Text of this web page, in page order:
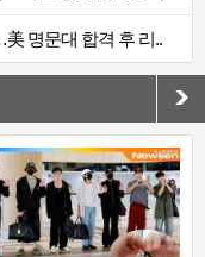
명문대 합격 후 리..